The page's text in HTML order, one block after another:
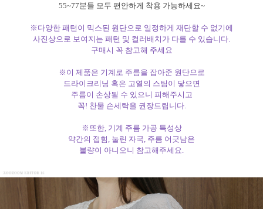
55~77분들 모두 편안하게 착용 가능하세요~
※다양한 패턴이 믹스된 원단으로 일정하게 재단할 수 없기에
사진상으로 보여지는 패턴 및 컬러배치가 다를 수 있습니다.
구매시 꼭 참고해 주세요
※이 제품은 기계로 주름을 잡아준 원단으로
드라이크리닝 혹은 고열의 스팀이 닿으면
주름이 손상될 수 있으니 피해주시고
꼭! 찬물 손세탁을 권장드립니다.
※또한, 기계 주름 가공 특성상
약간의 접힘, 눌린 자국, 주름 어긋남은
불량이 아니오니 참고해주세요.